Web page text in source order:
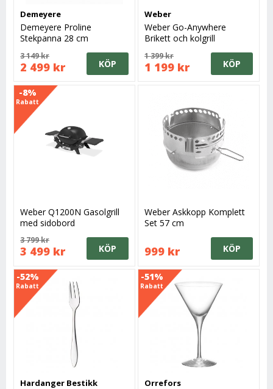
Demeyere
Demeyere Proline
Stekpanna 28 cm
3 149 kr
2 499 kr KÖP
Weber
Weber Go-Anywhere
Brikett och kolgrill
1 399 kr
1 199 kr KÖP
-8%
Rabatt
Weber Q1200N Gasolgrill
med sidobord
3 799 kr
3 499 kr KÖP
Weber Askkopp Komplett
Set 57 cm
999 kr KÖP
-52%
Rabatt
Hardanger Bestikk
-51%
Rabatt
Orrefors